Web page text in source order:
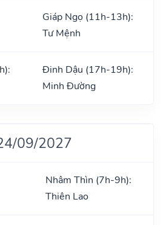
Giáp Ngọ (11h-13h):
Tư Mệnh
Đinh Dậu (17h-19h):
Minh Đường
09/2027
Nhâm Thìn (7h-9h):
Thiên Lao